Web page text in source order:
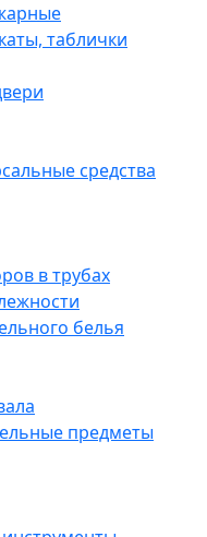
таблички
средства
в трубах
белья
предметы